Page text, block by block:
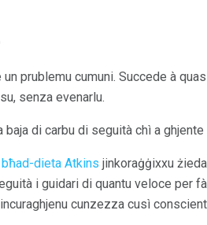
prublemu cumuni. Succede à
senza evenarlu.
di carbu di seguità chì a ghjente
bħad-dieta Atkins jinkoraġġixxu
i guidari di quantu veloce per
cunzezza cusì